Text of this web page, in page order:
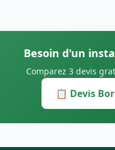
Besoin d'un
Comparez 3 devis
📋 Devis